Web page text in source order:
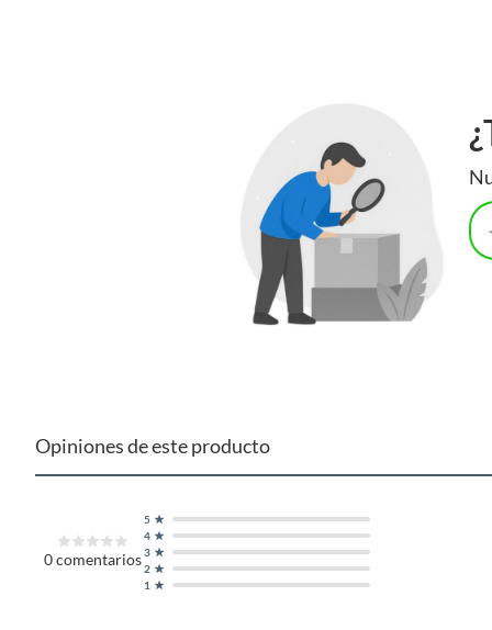
Si duermes boca arriba, en posición supina, sobre la
espalda, debes escoger un colchón duro.
Si duerme de lado, debes escoger un colchón de
menor firmeza, que permita al hombro hundirse
levemente, hasta encontrar una posición cómoda.
Si pesas bastante, necesitarás escoger un colchón
firme, que ofrezcan buena sujeción. Si escoges un
Opiniones de este producto
0comentarios
1
2
3
4
5